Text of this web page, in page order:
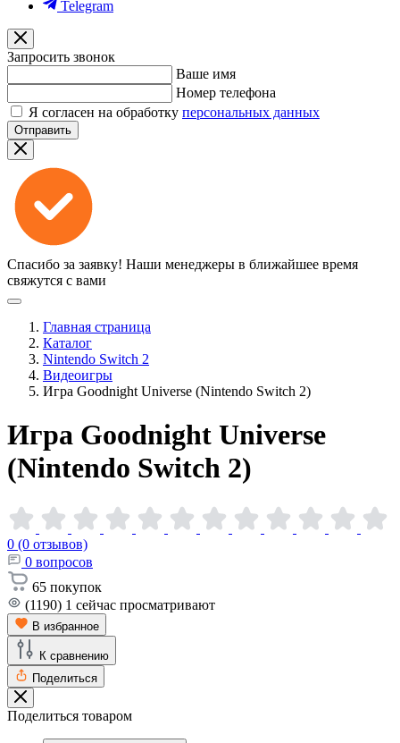
Telegram
Запросить звонок
Ваше имя
Номер телефона
Я согласен на обработку персональных данных
Отправить
Спасибо за заявку! Наши менеджеры в ближайшее время
свяжутся с вами
Главная страница
Каталог
Nintendo Switch 2
Видеоигры
Игра Goodnight Universe (Nintendo Switch 2)
Игра Goodnight Universe
(Nintendo Switch 2)
0 (0 отзывов)
0 вопросов
65 покупок
(1190) 1 сейчас просматривают
В избранное
К сравнению
Поделиться
Поделиться товаром